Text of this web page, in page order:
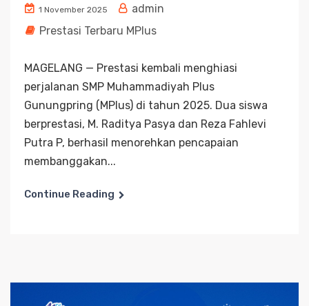
1 November 2025
admin
Prestasi Terbaru MPlus
MAGELANG — Prestasi kembali menghiasi
perjalanan SMP Muhammadiyah Plus
Gunungpring (MPlus) di tahun 2025. Dua siswa
berprestasi, M. Raditya Pasya dan Reza Fahlevi
Putra P, berhasil menorehkan pencapaian
membanggakan...
Continue Reading